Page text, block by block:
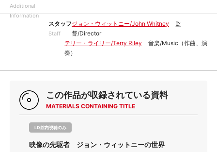
Additional
Information
スタッフ
Staff
ジョン・ウィットニー/John Whitney
監
督/Director
テリー・ライリー/Terry Riley
音楽/Music（作曲、演
奏）
この作品が収録されている資料
MATERIALS CONTAINING TITLE
LD館内視聴のみ
映像の先駆者 ジョン・ウィットニーの世界